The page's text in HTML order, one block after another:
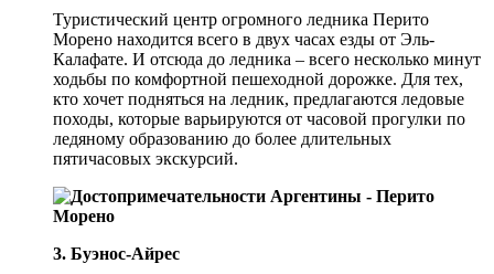
Туристический центр огромного ледника Перито
Морено находится всего в двух часах езды от Эль-
Калафате. И отсюда до ледника – всего несколько минут
ходьбы по комфортной пешеходной дорожке. Для тех,
кто хочет подняться на ледник, предлагаются ледовые
походы, которые варьируются от часовой прогулки по
ледяному образованию до более длительных
пятичасовых экскурсий.
3. Буэнос-Айрес